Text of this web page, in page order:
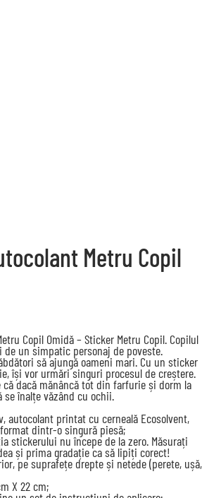
Metru Copil
Copil Omidă – Sticker Metru Copil. Copilul
un simpatic personaj de poveste.
să ajungă oameni mari. Cu un sticker
își vor urmări singuri procesul de creștere.
că dacă mănâncă tot din farfurie și dorm la
se înalțe văzând cu ochii.
autocolant printat cu cerneală Ecosolvent,
dintr-o singură piesă;
stickerului nu începe de la zero. Măsurați
și prima gradație ca să lipiți corect!
pe suprafețe drepte și netede (perete, ușă,
X 22 cm;